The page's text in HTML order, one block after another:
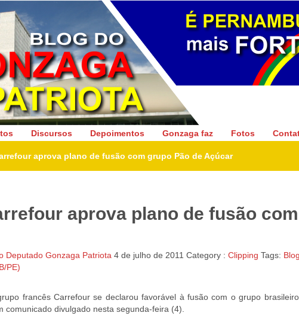
Gonzaga Patriota
Discursos Depoimentos Gonzaga faz Fotos
aprova plano de fusão com grupo Pão de Açúcar
aprova plano de fusão
Deputado Gonzaga Patriota 4 de julho de 2011 Category : Clipping Tags:
PE)
francês Carrefour se declarou favorável à fusão com o grupo brasileiro
comunicado divulgado nesta segunda-feira (4).